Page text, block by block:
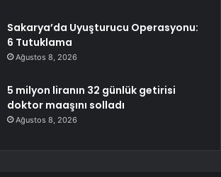
Sakarya’da Uyuşturucu Operasyonu:
6 Tutuklama
Ağustos 8, 2026
5 milyon liranın 32 günlük getirisi
doktor maaşını solladı
Ağustos 8, 2026